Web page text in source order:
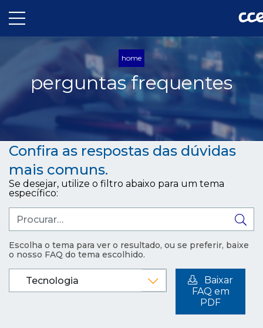
home
perguntas frequentes
Confira as respostas das dúvidas
mais comuns.
Se desejar, utilize o filtro abaixo para um tema
específico:
Escolha o tema para ver o resultado, ou se preferir, baixe
o nosso FAQ do tema escolhido.
FAQ em
PDF